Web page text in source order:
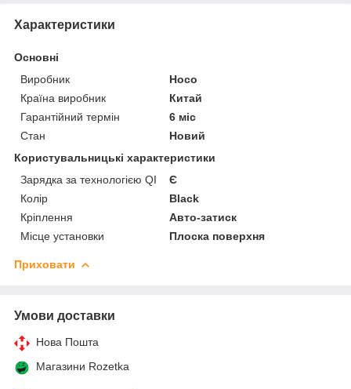
Характеристики
Основні
Виробник
Hoco
Країна виробник
Китай
Гарантійний термін
6 міс
Стан
Новий
Користувальницькі характеристики
Зарядка за технологією QI
Є
Колір
Black
Кріплення
Авто-затиск
Місце установки
Плоска поверхня
Приховати
Умови доставки
Нова Пошта
Магазини Rozetka